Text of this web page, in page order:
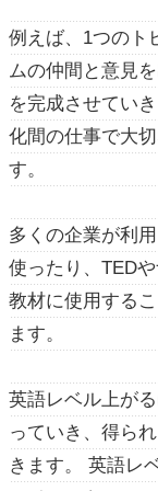
例えば、1つのト
ムの仲間と意見
を完成させてい
化間の仕事で大
す。
多くの企業が利
使ったり、TED
教材に使用する
ます。
英語レベル上が
っていき、得ら
きます。 英語レ